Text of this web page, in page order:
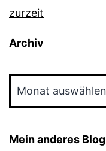
zurzeit
Archiv
Mein anderes Blog